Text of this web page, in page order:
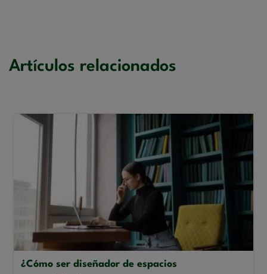
Artículos relacionados
¿Cómo ser diseñador de espacios